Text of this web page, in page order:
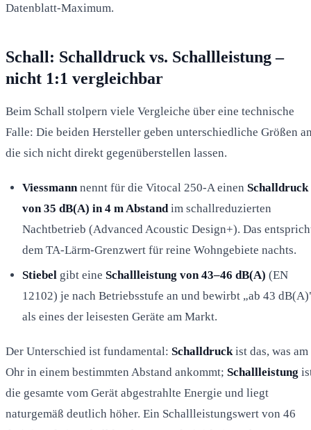
Datenblatt-Maximum.
Schall: Schalldruck vs. Schallleistung –
nicht 1:1 vergleichbar
Beim Schall stolpern viele Vergleiche über eine technische
Falle: Die beiden Hersteller geben unterschiedliche Größen
die sich nicht direkt gegenüberstellen lassen.
Viessmann nennt für die Vitocal 250-A einen Schalldruck
von 35 dB(A) in 4 m Abstand im schallreduzierten
Nachtbetrieb (Advanced Acoustic Design+). Das
dem TA-Lärm-Grenzwert für reine Wohngebiete nachts.
Stiebel gibt eine Schallleistung von 43–46 dB(A) (EN
12102) je nach Betriebsstufe an und bewirbt „ab 43
als eines der leisesten Geräte am Markt.
Der Unterschied ist fundamental: Schalldruck ist das, was am
Ohr in einem bestimmten Abstand ankommt; Schallleistung
die gesamte vom Gerät abgestrahlte Energie und liegt
naturgemäß deutlich höher. Ein Schallleistungswert von 46